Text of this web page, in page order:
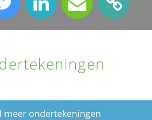
meer ondertekeningen